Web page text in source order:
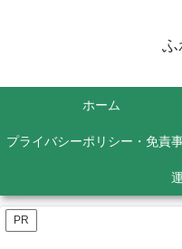
ふ
ホーム
プライバシーポリシー・免責
PR